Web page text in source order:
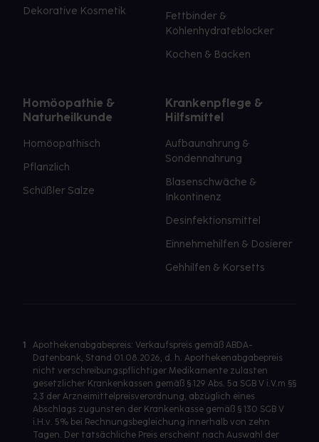
Dekorative Kosmetik
Fettbinder &
Kohlenhydrateblocker
Kochen & Backen
Homöopathie &
Naturheilkunde
Homöopathisch
Pflanzlich
Schüßler Salze
Krankenpflege &
Hilfsmittel
Aufbaunahrung &
Sondennahrung
Blasenschwäche &
Inkontinenz
Desinfektionsmittel
Einnehmehilfen & Dosierer
Gehhilfen & Korsetts
1
Apothekenabgabepreis: Verkaufspreis gemäß ABDA-
Datenbank, Stand 01.08.2026, d. h. Apothekenabgabepreis
nicht verschreibungspflichtiger Medikamente zulasten
gesetzlicher Krankenkassen gemäß § 129 Abs. 5a SGB V i.V.m §§
2,3 der Arzneimittelpreisverordnung, abzüglich eines
Abschlags zugunsten der Krankenkasse gemäß § 130 SGB V
i.H.v. 5% bei Rechnungsbegleichung innerhalb von zehn
Tagen. Der tatsächliche Preis erscheint nach Auswahl der